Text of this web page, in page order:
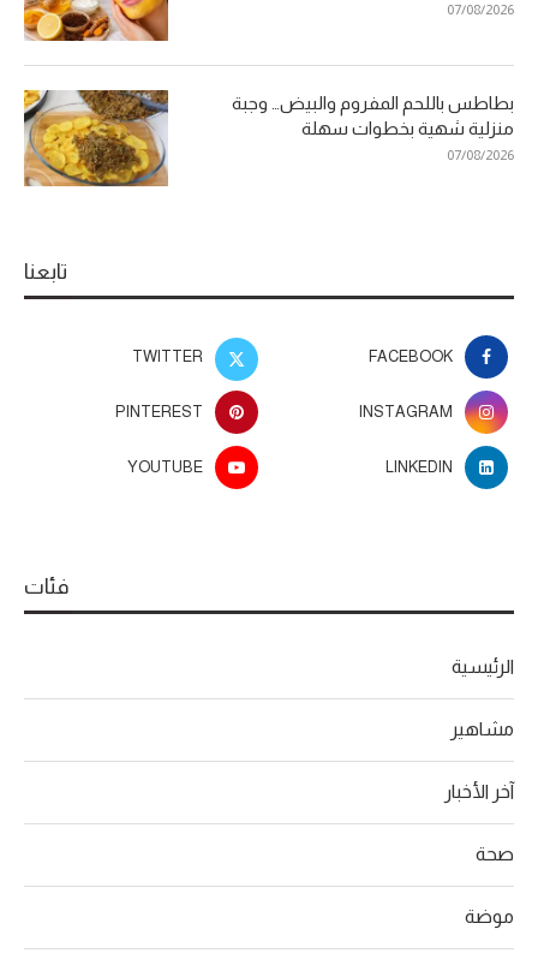
07/08/2026
بطاطس باللحم المفروم والبيض… وجبة
منزلية شهية بخطوات سهلة
07/08/2026
تابعنا
FACEBOOK
TWITTER
INSTAGRAM
PINTEREST
LINKEDIN
YOUTUBE
فئات
الرئيسية
مشاهير
آخر الأخبار
صحة
موضة